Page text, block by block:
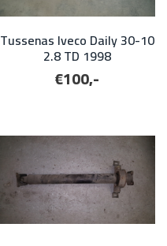
Tussenas Iveco Daily 30-10
2.8 TD 1998
€100,-